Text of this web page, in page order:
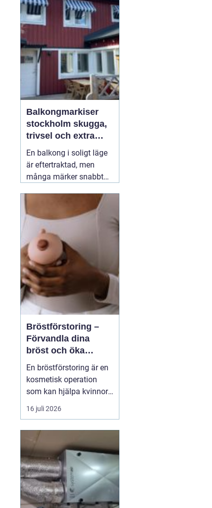
specialtillverkade
komponenter tillverkas
plåtbearbetning. När
för...
Balkongmarkiser
stockholm skugga,
trivsel och extra
rum utomhus
En balkong i soligt läge
är eftertraktad, men
många märker snabbt
under sommarhalvåret.
Glasräcken, mörka
reflekterande ytor gör att
solen ofta upplevs
starkare i Stockholm än
förväntat. Med
22 juli
2026
Bröstförstoring –
Förvandla dina
bröst och öka
självförtroendet
En bröstförstoring är en
kosmetisk operation
som kan hjälpa kvinnor
att uppnå de bröst de
alltid har drömt om.
om att återställa
volymen efter graviditet
och amning, korrigera
oj&a...
16 juli 2026